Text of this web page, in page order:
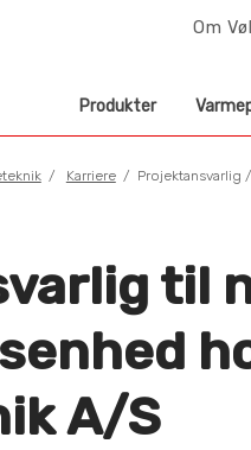
Om
Produkter
Karriere Projektansvarlig
til
A/S